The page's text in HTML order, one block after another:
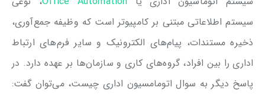
سیستم اطلاعاتی مبتنی بر کامپیو‌تر است که وظیفه جمع‌آوری،
ذخیره مستندات، پیام‌های الکترونیک و سایر فرم‌های ارتباط
اداری را بین افراد، گروه‌های کاری و سازمان‌ها بر عهده دارد. در
پاسخ دیگر به سوال اتومامسیون اداری چیست، می‌توان گفت: